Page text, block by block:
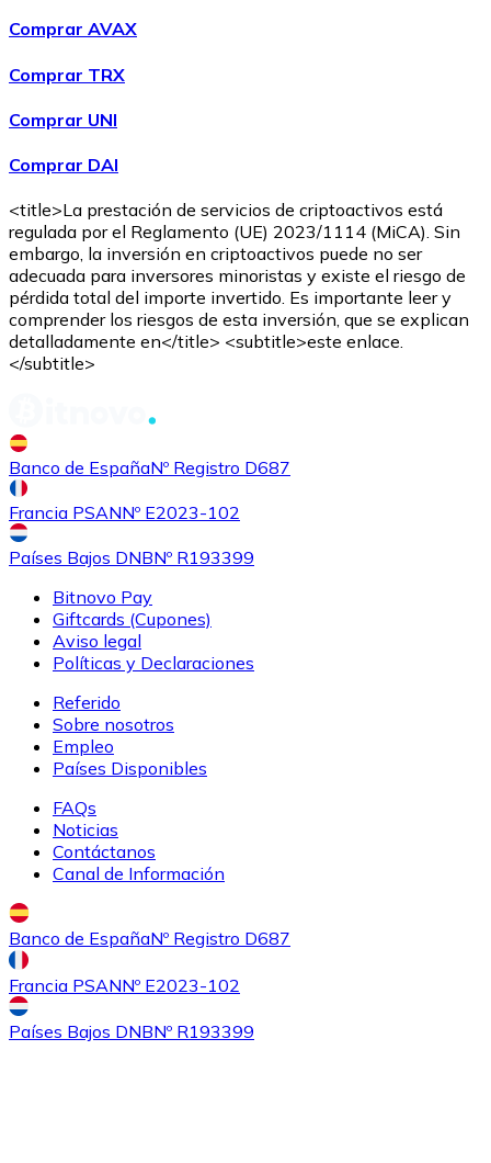
ComprarAvalanchecon transferencia bancariacon tarjeta
AVAX
ComprarShiba Inucon transferencia bancaria
SHIB
ComprarUniswap
UNI
Comprar
tarjeta
Comprar AVAX
Comprar TRX
Comprar UNI
Comprar DAI
<title>La prestación de servicios de criptoactivos está
regulada por el Reglamento (UE) 2023/1114 (MiCA). Sin
embargo, la inversión en criptoactivos puede no ser
adecuada para inversores minoristas y existe el riesgo de
pérdida total del importe invertido. Es importante leer y
comprender los riesgos de esta inversión, que se explican
detalladamente en</title> <subtitle>este enlace.
</subtitle>
Banco de EspañaNº Registro D687
Francia PSANNº E2023-102
Países Bajos DNBNº R193399
Bitnovo Pay
Giftcards (Cupones)
Aviso legal
Políticas y Declaraciones
Referido
Sobre nosotros
Empleo
Países Disponibles
FAQs
Noticias
Contáctanos
Canal de Información
Banco de EspañaNº Registro D687
Francia PSANNº E2023-102
Países Bajos DNBNº R193399